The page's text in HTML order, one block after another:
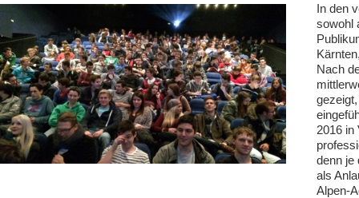
In den
sowohl
Nach
2016 in
denn je
als
Alpen-